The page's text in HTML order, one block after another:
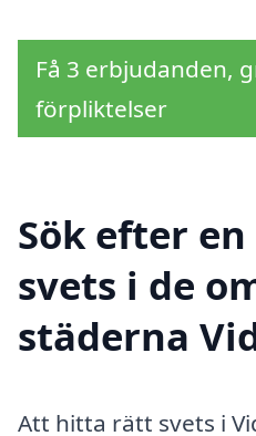
Få 3 erbjudanden,
förpliktelser
Sök efter
svets i de
städerna
Att hitta rätt svets i